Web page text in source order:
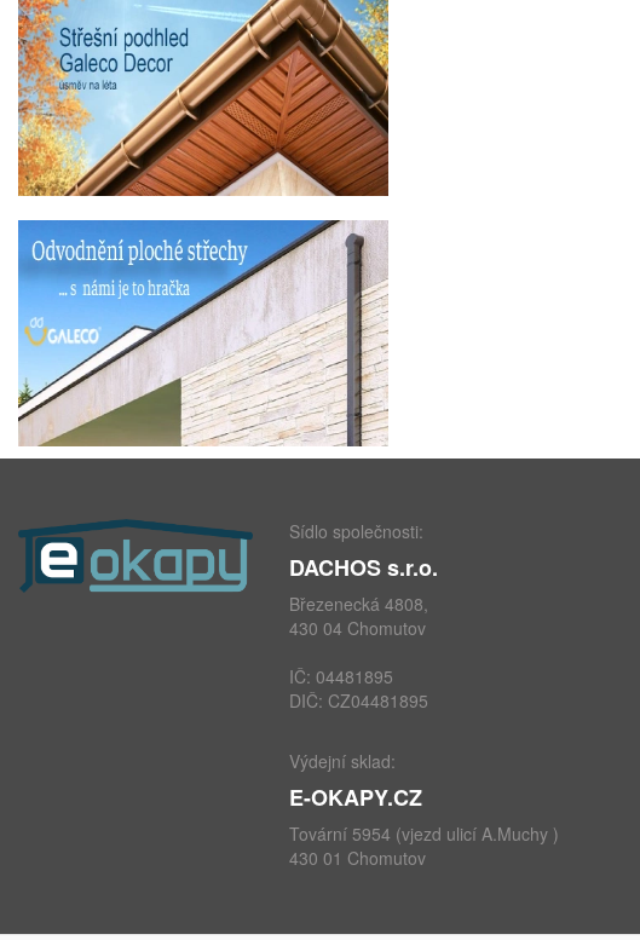
Sídlo společnosti:
DACHOS s.r.o.
Březenecká 4808,
430 04 Chomutov
IČ: 04481895
DIČ: CZ04481895
Výdejní sklad:
E-OKAPY.CZ
Tovární 5954 (vjezd ulicí A.Muchy )
430 01 Chomutov